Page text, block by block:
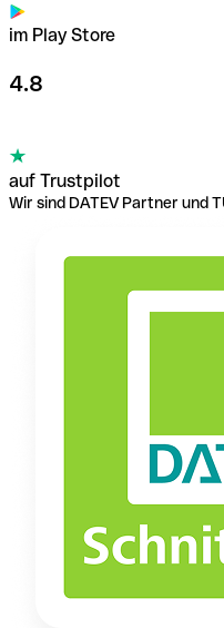
im Play Store
4.8
auf Trustpilot
Wir sind DATEV Partner und